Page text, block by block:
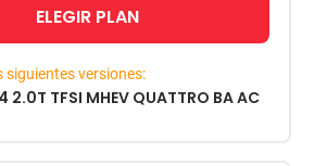
ELEGIR PLAN
siguientes versiones:
2.0T TFSI MHEV QUATTRO BA AC